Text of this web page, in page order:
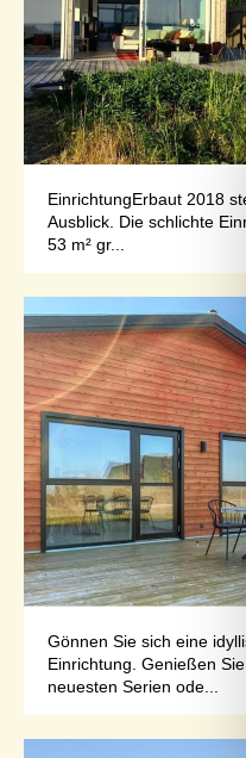
EinrichtungErbaut 2018
Ausblick. Die schlichte
53 m² gr...
Gönnen Sie sich eine
Einrichtung. Genießen
neuesten Serien ode...